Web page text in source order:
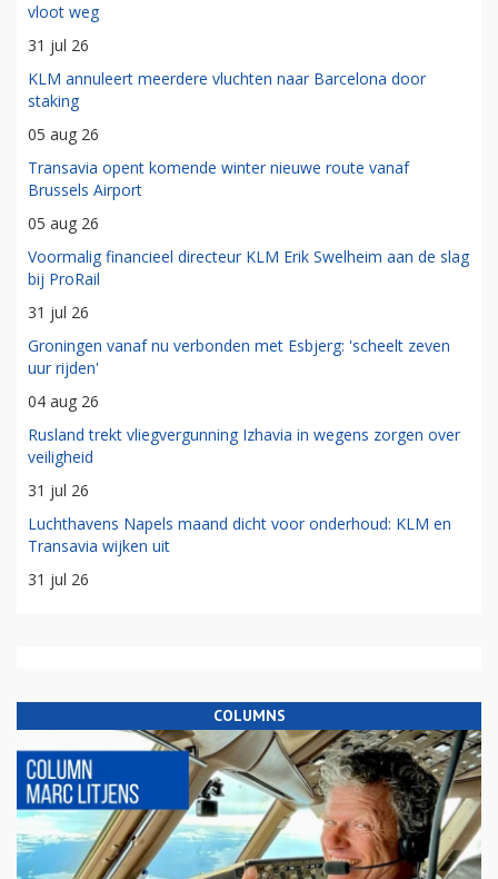
vloot weg
31 jul 26
KLM annuleert meerdere vluchten naar Barcelona door
staking
05 aug 26
Transavia opent komende winter nieuwe route vanaf
Brussels Airport
05 aug 26
Voormalig financieel directeur KLM Erik Swelheim aan de slag
bij ProRail
31 jul 26
Groningen vanaf nu verbonden met Esbjerg: 'scheelt zeven
uur rijden'
04 aug 26
Rusland trekt vliegvergunning Izhavia in wegens zorgen over
veiligheid
31 jul 26
Luchthavens Napels maand dicht voor onderhoud: KLM en
Transavia wijken uit
31 jul 26
COLUMNS